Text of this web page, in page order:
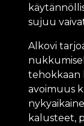
sujuu
Alkovi
tehokkaan
avoimuus
kalusteet,